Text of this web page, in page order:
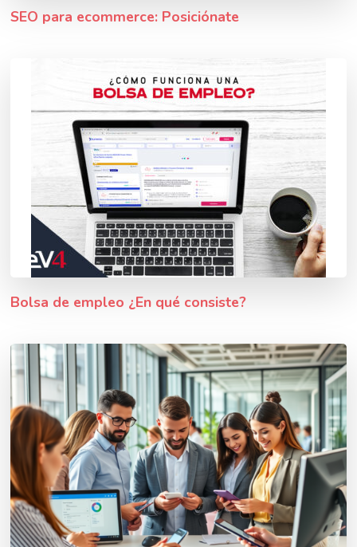
SEO para ecommerce: Posiciónate
Bolsa de empleo ¿En qué consiste?